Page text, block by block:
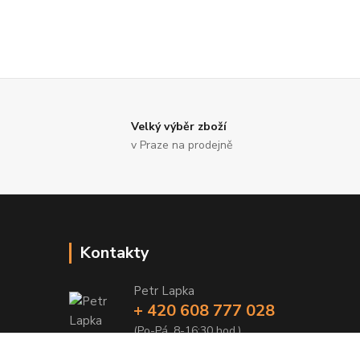
Velký výběr zboží
v Praze na prodejně
Kontakty
Petr Lapka
+ 420 608 777 028
(Po-Pá, 8-16:30 hod.)